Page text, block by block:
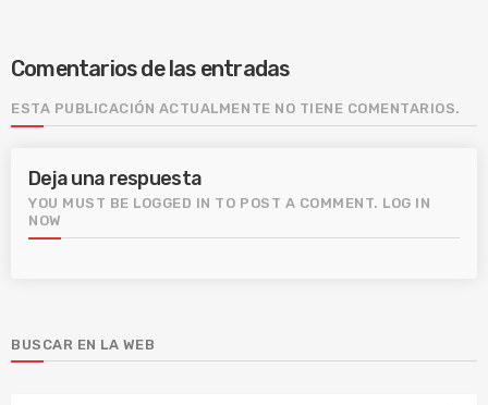
Comentarios de las entradas
ESTA PUBLICACIÓN ACTUALMENTE NO TIENE COMENTARIOS.
Deja una respuesta
YOU MUST BE LOGGED IN TO POST A COMMENT. LOG IN
NOW
BUSCAR EN LA WEB